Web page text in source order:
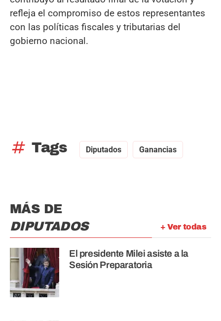
refleja el compromiso de estos representantes
con las políticas fiscales y tributarias del
gobierno nacional.
tag Tags Diputados Ganancias
+ Ver todas
MÁS DE
DIPUTADOS
El presidente Milei asiste a la
Sesión Preparatoria